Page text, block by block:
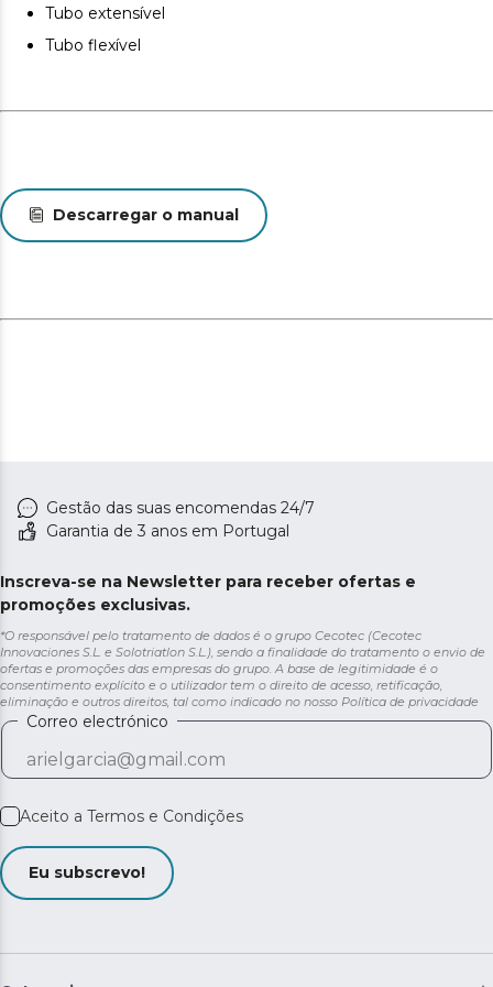
potência de sucção através da detecção de
Tubo extensível
Tubo flexível
Descarregar o manual
Gestão das suas encomendas 24/7
Garantia de 3 anos em Portugal
Inscreva-se na Newsletter para receber ofertas e
promoções exclusivas.
*O responsável pelo tratamento de dados é o grupo Cecotec (Cecotec
Innovaciones S.L. e Solotriatlon S.L.), sendo a finalidade do tratamento o envio de
ofertas e promoções das empresas do grupo. A base de legitimidade é o
consentimento explícito e o utilizador tem o direito de acesso, retificação,
eliminação e outros direitos, tal como indicado no nosso Política de privacidade
Correo electrónico
Aceito a Termos e Condições
Eu subscrevo!